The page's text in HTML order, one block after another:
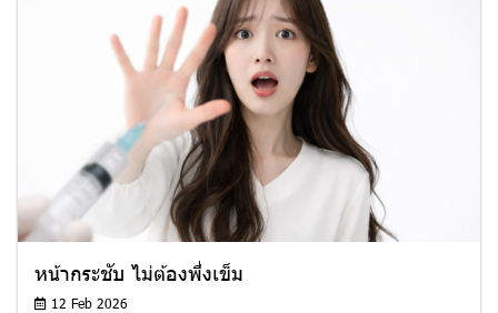
หน้ากระชับ ไม่ต้องพึ่งเข็ม
12 Feb 2026